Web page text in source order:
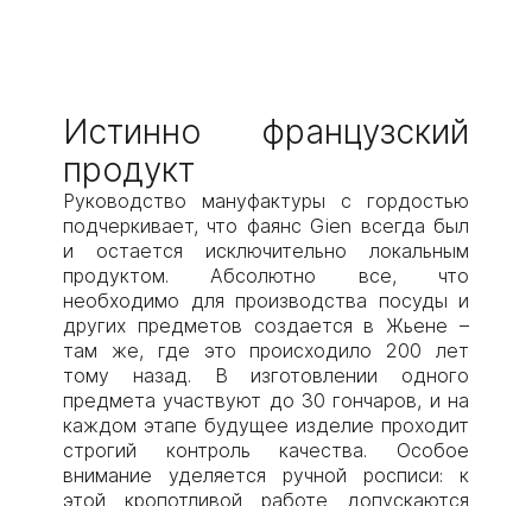
Истинно французский
продукт
Руководство мануфактуры с гордостью
подчеркивает, что фаянс Gien всегда был
и остается исключительно локальным
продуктом. Абсолютно все, что
необходимо для производства посуды и
других предметов создается в Жьене –
там же, где это происходило 200 лет
тому назад. В изготовлении одного
предмета участвуют до 30 гончаров, и на
каждом этапе будущее изделие проходит
строгий контроль качества. Особое
внимание уделяется ручной росписи: к
этой кропотливой работе допускаются